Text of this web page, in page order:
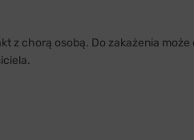
z chorą osobą. Do zakażenia